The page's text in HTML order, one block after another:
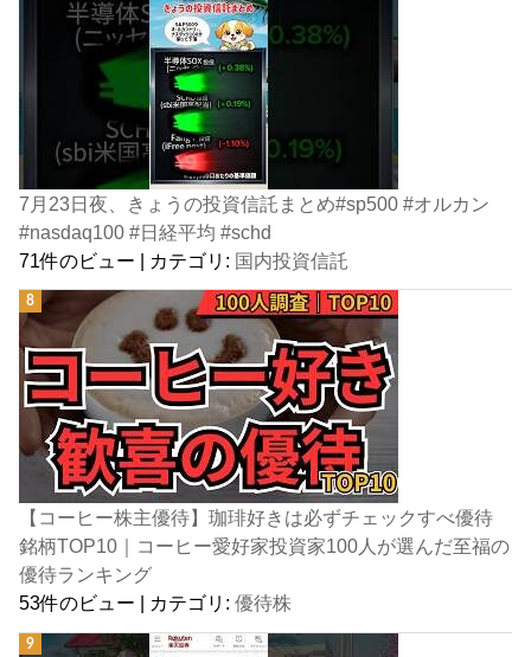
7月23日夜、きょうの投資信託まとめ#sp500 #オルカン
#nasdaq100 #日経平均 #schd
71件のビュー | カテゴリ: 国内投資信託
【コーヒー株主優待】珈琲好きは必ずチェックすべ優待
銘柄TOP10｜コーヒー愛好家投資家100人が選んだ至福の
優待ランキング
53件のビュー
カテゴリ:優待株